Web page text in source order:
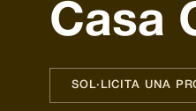
Casa
SOL·LICITA UNA